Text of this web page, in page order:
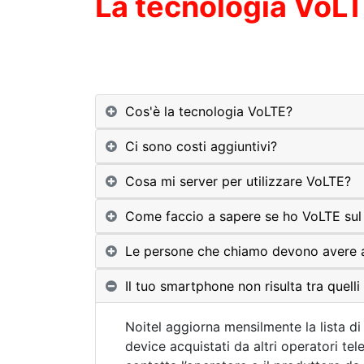
Cos'è la tecnologia VoLTE?
Ci sono costi aggiuntivi?
Cosa mi server per utilizzare VoLTE?
Come faccio a sapere se ho VoLTE
Le persone che chiamo devono avere
Il tuo smartphone non risulta tra
Noitel aggiorna mensilmente la lista
device acquistati da altri operatori